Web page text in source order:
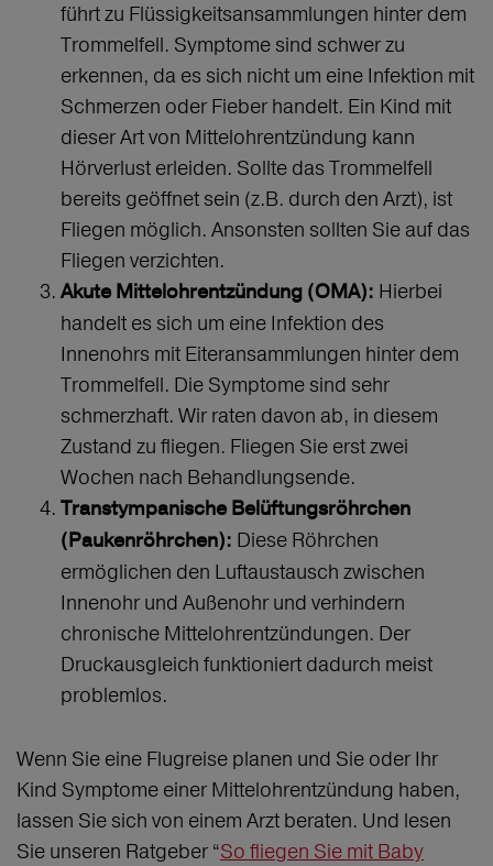
führt zu Flüssigkeitsansammlungen hinter dem
Trommelfell. Symptome sind schwer zu
erkennen, da es sich nicht um eine Infektion mit
Schmerzen oder Fieber handelt. Ein Kind mit
dieser Art von Mittelohrentzündung kann
Hörverlust erleiden. Sollte das Trommelfell
bereits geöffnet sein (z.B. durch den Arzt), ist
Fliegen möglich. Ansonsten sollten Sie auf das
Fliegen verzichten.
Akute Mittelohrentzündung (OMA): Hierbei
handelt es sich um eine Infektion des
Innenohrs mit Eiteransammlungen hinter dem
Trommelfell. Die Symptome sind sehr
schmerzhaft. Wir raten davon ab, in diesem
Zustand zu fliegen. Fliegen Sie erst zwei
Wochen nach Behandlungsende.
Transtympanische Belüftungsröhrchen
(Paukenröhrchen): Diese Röhrchen
ermöglichen den Luftaustausch zwischen
Innenohr und Außenohr und verhindern
chronische Mittelohrentzündungen. Der
Druckausgleich funktioniert dadurch meist
problemlos.
Wenn Sie eine Flugreise planen und Sie oder Ihr
Kind Symptome einer Mittelohrentzündung haben,
lassen Sie sich von einem Arzt beraten. Und lesen
Sie unseren Ratgeber “So fliegen Sie mit Baby